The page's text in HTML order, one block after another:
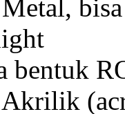
bentuk